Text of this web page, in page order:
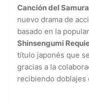
Canción del
nuevo drama de
basado en la
Shinsengumi
título japonés que
gracias a la
recibiendo doblajes